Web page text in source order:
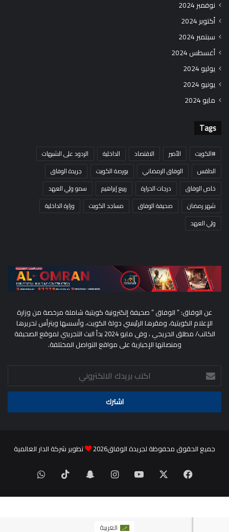
نوفمبر 2024
أكتوبر 2024
سبتمبر 2024
أغسطس 2024
يوليو 2024
يونيو 2024
مايو 2024
Tags
#الكويت الأمير الاقتصاد الداخلية
الردود على الشبهات
الطقس
الوفاق الرمضاني بورصة الكويت
جريدة الوفاق
خاص الوفاق
درجات الحرارة ربيع إبراهيم
سمو ولي العهد
شهر رمضان
صحيفة الوفاق مساجد الكويت
وزارة الداخلية
ولي العهد
عن الوفاق: ” الوفاق ” صحيفة إلكترونية كويتية شاملة مرخصة من وزارة
الإعلام الكويتية، ومقرها الرئيسي دولة الكويت، وأسسها ويترأس تحريرها
الكاتب/ مطلق الحريجي ، وفي مايو 2024 بدأ البث التجريبي لموقع الصحيفة
ومنصاتها الإخبارية على مواقع التواصل المختلفة.
اكتب
بريدك
الالكتروني
جميع الحقوق محفوظة لجريدة الوفاق2026 تطوير شركة الدار العالمية
فيسبوك ‫YouTubeانستقرامسناب
تشات
‫TikTokواتساب
العربية